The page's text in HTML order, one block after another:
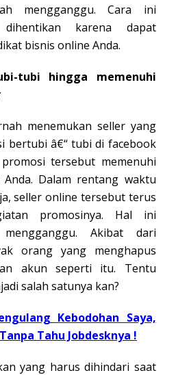
mengganggu. Cara ini
karena dapat
bisnis online Anda.
tubi hingga memenuhi
menemukan seller yang
bertubi â€“ tubi di facebook
tersebut memenuhi
Dalam rentang waktu
seller online tersebut terus
promosinya. Hal ini
Akibat dari
orang yang menghapus
akun seperti itu. Tentu
salah satunya kan?
Kebodohan Saya,
Tahu Jobdesknya !
yang harus dihindari saat